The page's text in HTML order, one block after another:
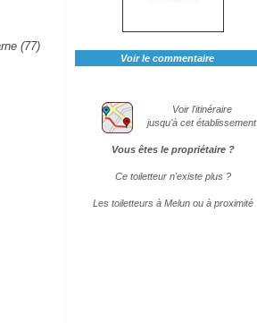
(77)
Voir le commentaire
Voir l'itinéraire
jusqu'à cet établissement
Vous êtes le propriétaire ?
Ce toiletteur n'existe plus ?
Les toiletteurs à Melun ou à proximité